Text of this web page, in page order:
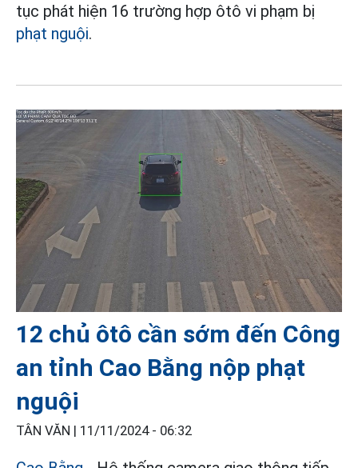
tục phát hiện 16 trường hợp ôtô vi phạm bị
phạt nguội.
12 chủ ôtô cần sớm đến Công
an tỉnh Cao Bằng nộp phạt
nguội
TÂN VĂN | 11/11/2024 - 06:32